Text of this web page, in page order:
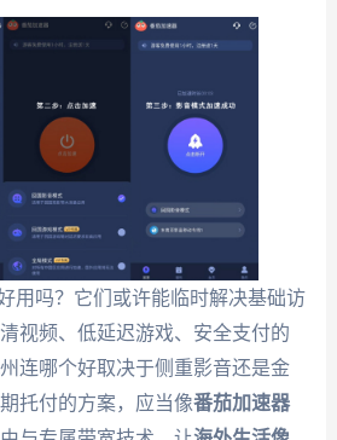
用吗？它们或许能临时解决基础访
视频、低延迟游戏、安全支付的
连哪个好取决于侧重影音还是金
托付的方案，应当像番茄加速器